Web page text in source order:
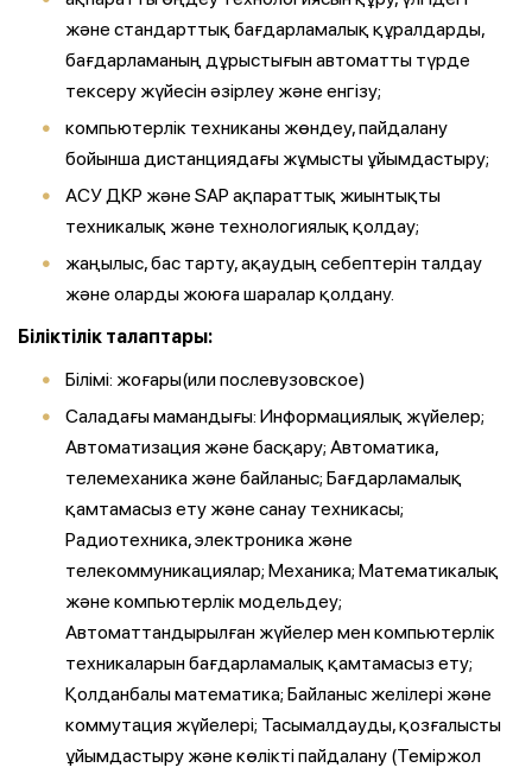
және стандарттық бағдарламалық құралдарды,
бағдарламаның дұрыстығын автоматты түрде
тексеру жүйесін әзірлеу және енгізу;
компьютерлік техниканы жөндеу, пайдалану
бойынша дистанциядағы жұмысты ұйымдастыру;
АСУ ДКР және SAP ақпараттық жиынтықты
техникалық және технологиялық қолдау;
жаңылыс, бас тарту, ақаудың себептерін талдау
және оларды жоюға шаралар қолдану.
Біліктілік талаптары:
Білімі: жоғары(или послевузовское)
Саладағы мамандығы: Информациялық жүйелер;
Автоматизация және басқару; Автоматика,
телемеханика және байланыс; Бағдарламалық
қамтамасыз ету және санау техникасы;
Радиотехника, электроника және
телекоммуникациялар; Механика; Математикалық
және компьютерлік модельдеу;
Автоматтандырылған жүйелер мен компьютерлік
техникаларын бағдарламалық қамтамасыз ету;
Қолданбалы математика; Байланыс желілері және
коммутация жүйелері; Тасымалдауды, қозғалысты
ұйымдастыру және көлікті пайдалану (Теміржол